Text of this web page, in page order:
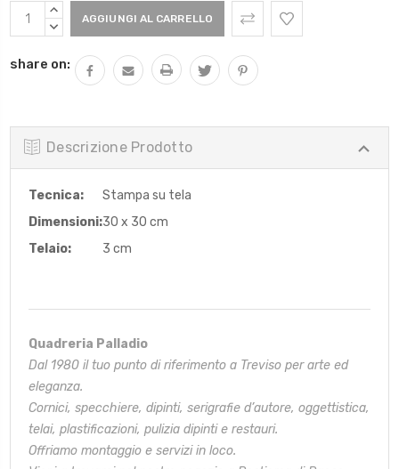
Scorta
Attuale:
AUMENTARE
QUANTITÀ:
DIMINUIRE
share on:
Descrizione Prodotto
Tecnica:
Stampa su tela
Dimensioni:30 x 30 cm
Telaio:
3 cm
Quadreria Palladio
Dal 1980 il tuo punto di riferimento a Treviso per arte ed
eleganza.
Cornici, specchiere, dipinti, serigrafie d’autore, oggettistica,
telai, plastificazioni, pulizia dipinti e restauri.
Offriamo montaggio e servizi in loco.